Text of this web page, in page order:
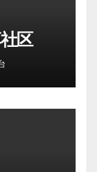
区